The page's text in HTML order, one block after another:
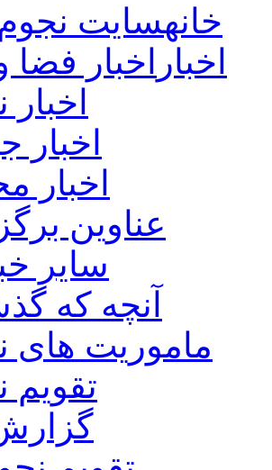
خانهسایت نجوم
اخبار اخبار فضا
اخبار
اخبار
اخبار
عناوین
سایر
آنچه که
ماموریت های
تقویم